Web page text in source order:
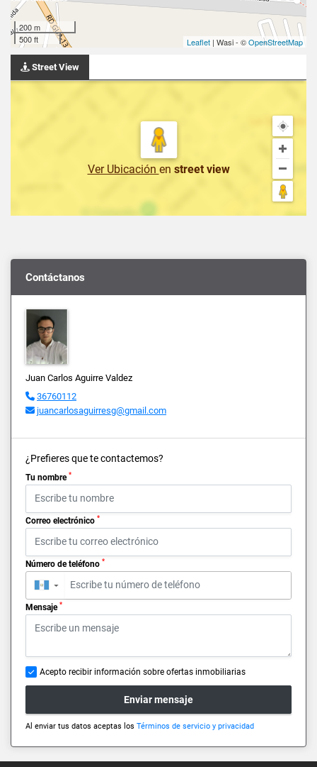
200 m
500 ft
Leaflet | Wasi - ©OpenStreetMap
Street View
Ver Ubicación en street view
Contáctanos
Juan Carlos Aguirre Valdez
36760112
juancarlosaguirresg@gmail.com
¿Prefieres que te contactemos?
Tu nombre *
Correo electrónico *
Número de teléfono *
▼
Mensaje *
Acepto recibir información sobre ofertas inmobiliarias
Enviar mensaje
Al enviar tus datos aceptas los Términos de servicio y privacidad